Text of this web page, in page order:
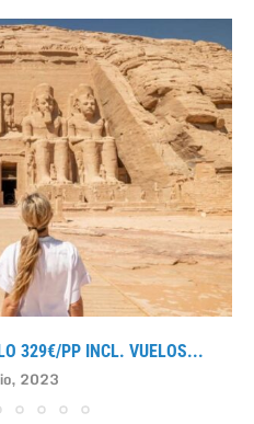
329€/PP INCL. VUELOS...
2023